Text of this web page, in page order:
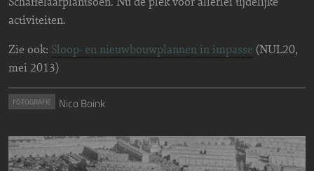
activiteiten.
Zie ook: Sloop- en nieuwbouwplannen in impasse (NUL20,
mei 2013)
FOTOGRAFIE Nico Boink
Image